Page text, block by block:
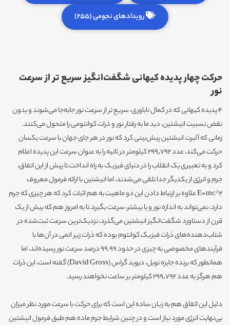
رویدادهای نجومی (255)
حرکت چهار پدیده کیهانی شگفت‌انگیز سریع تر از سرعت
نور
4 پدیده کیهانی که در کمال ناباوری، سریع تر از سرعت نور جابه‌جا می‌شوند و بدون
نقض نسبیت انیشتین، دید ما به رفتار نور و ذرات کوانتومی را متحول می‌کنند.
زمانی که آلبرت انیشتین پیش‌بینی کرد که نور در هر جای جهان با سرعت یکسان
حرکت می‌کند، عدد 299,792 کیلومتر در ثانیه را به عنوان سرعت این پدیده اعلام
کرد و به تعبیری یک انقلاب را در دنیای فیزیک به راه انداخت.تا پیش از این اتفاق،
جرم و انرژی از یکدیگر جدا تلقی می‌شدند، اما انیشتین با ارائه فرمول معروف
E=mc^2 علاوه بر ارتباط دادن این دو ماهیت به هم اثبات کرد که هر چیزی که جرم
دارد، نمی‌تواند به اندازه نور و یا بیشتر، سرعت بگیرد.تا به امروز هم که بیش از یک
قرن از دستاورد شگفت‌انگیز انیشتین می‌گذرد، نزدیک‌ترین سرعت ثبت‌شده در
شتاب‌دهنده‌های ذرات فیزیک کوانتوم بوده که ذرات زیر اتمی در آن‌ها با
فرآیندهای مخصوصی به چیزی در حدود 99.99 درصد سرعت نور رسیده‌اند، اما
همانطور که برنده جایزه نوبل، دیوید گراس (David Gross) گفته است، این ذرات
هم هرگز به عدد 299,792 کیلومتر بر ساعت نخواهند رسید.
دلیل این اتفاق هم به زبان ساده این است که برای حرکت با سرعت مورد نظر میزان
بی‌نهایت انرژی مورد نیاز است و در چنین شرایط جرم ماده هم طبق فرمول انیشتین